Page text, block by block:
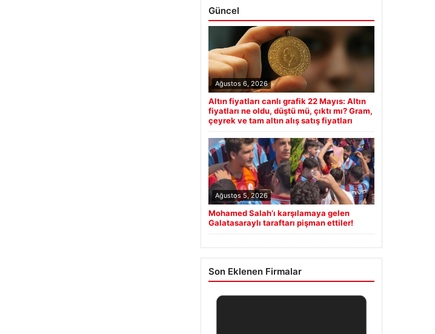
Güncel
Ağustos 6, 2026
Altın fiyatları canlı grafik 22 Mayıs: Altın
fiyatları ne oldu, düştü mü, çıktı mı? Gram,
çeyrek ve tam altın alış satış fiyatları
Ağustos 5, 2026
Mohamed Salah’ı karşılamaya gelen
Galatasaraylı taraftarı pişman ettiler!
Son Eklenen Firmalar